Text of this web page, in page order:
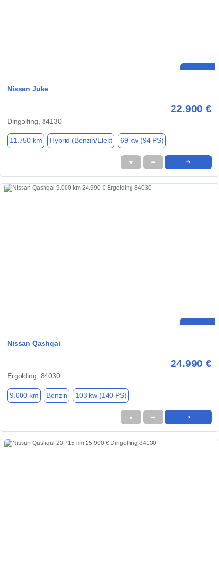
Nissan Juke
22.900 €
Dingolfing, 84130
11.750 km Hybrid (Benzin/Elekt 69 kw (94 PS)
★ ➦ ➜
Nissan Qashqai
24.990 €
Ergolding, 84030
9.000 km Benzin 103 kw (140 PS)
★ ➦ ➜